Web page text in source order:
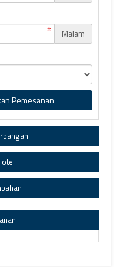
Malam
Pemesanan